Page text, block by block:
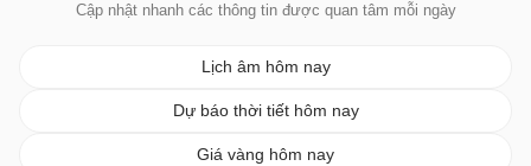
Cập nhật nhanh các thông tin được quan tâm mỗi ngày
Lịch âm hôm nay
Dự báo thời tiết hôm nay
Giá vàng hôm nay